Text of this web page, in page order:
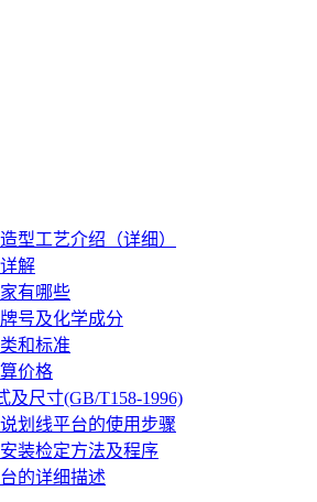
型工艺介绍（详细）
解
有哪些
号及化学成分
和标准
价格
及尺寸(GB/T158-1996)
划线平台的使用步骤
装检定方法及程序
的详细描述